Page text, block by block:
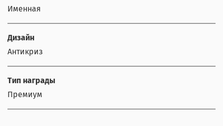
Именная
Дизайн
Антикриз
Тип награды
Премиум